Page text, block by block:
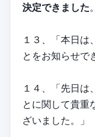
決定できました
１３、「本日は、
とをお知らせで
１４、「先日は、
とに関して貴重
ざいました。」